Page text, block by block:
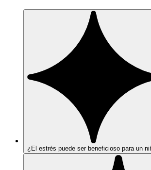
¿El estrés puede ser beneficioso para un